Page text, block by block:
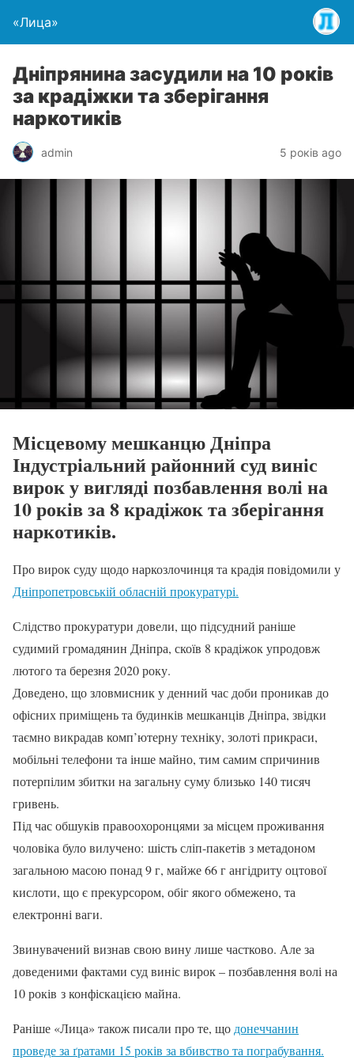
«Лица»
Дніпрянина засудили на 10 років
за крадіжки та зберігання
наркотиків
admin 5 років ago
Місцевому мешканцю Дніпра
Індустріальний районний суд виніс
вирок у вигляді позбавлення волі на
10 років за 8 крадіжок та зберігання
наркотиків.
Про вирок суду щодо наркозлочинця та крадія повідомили у
Дніпропетровській обласній прокуратурі.
Слідство прокуратури довели, що підсудний раніше
судимий громадянин Дніпра, скоїв 8 крадіжок упродовж
лютого та березня 2020 року.
Доведено, що зловмисник у денний час доби проникав до
офісних приміщень та будинків мешканців Дніпра, звідки
таємно викрадав комп’ютерну техніку, золоті прикраси,
мобільні телефони та інше майно, тим самим спричинив
потерпілим збитки на загальну суму близько 140 тисяч
гривень.
Під час обшуків правоохоронцями за місцем проживання
чоловіка було вилучено: шість сліп-пакетів з метадоном
загальною масою понад 9 г, майже 66 г ангідриту оцтової
кислоти, що є прекурсором, обіг якого обмежено, та
електронні ваги.
Звинувачений визнав свою вину лише частково. Але за
доведеними фактами суд виніс вирок – позбавлення волі на
10 років з конфіскацією майна.
Раніше «Лица» також писали про те, що донеччанин
проведе за ґратами 15 років за вбивство та пограбування.